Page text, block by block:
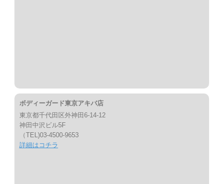
ボディーガード東京アキバ店
東京都千代田区外神田6-14-12
神田中沢ビル5F
（TEL)03-4500-9653
詳細はコチラ